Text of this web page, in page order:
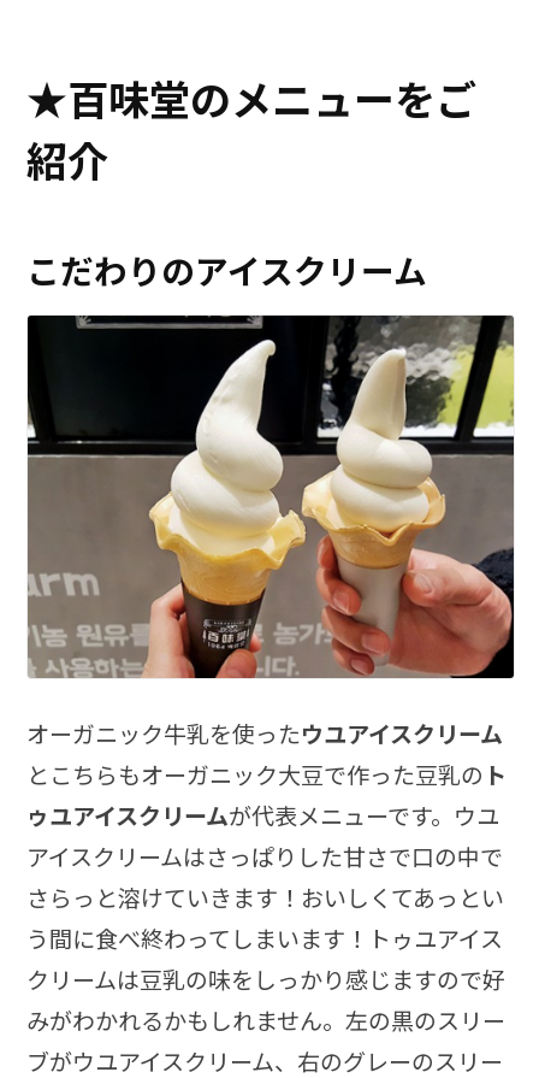
★百味堂のメニューをご
紹介
こだわりのアイスクリーム
オーガニック牛乳を使ったウユアイスクリーム
とこちらもオーガニック大豆で作った豆乳の ト
ゥユアイスクリームが代表メニューです。ウユ
アイスクリームはさっぱりした甘さで口の中で
さらっと溶けていきます！おいしくてあっとい
う間に食べ終わってしまいます！トゥユアイス
クリームは豆乳の味をしっかり感じますので好
みがわかれるかもしれません。左の黒のスリー
ブがウユアイスクリーム、右のグレーのスリー